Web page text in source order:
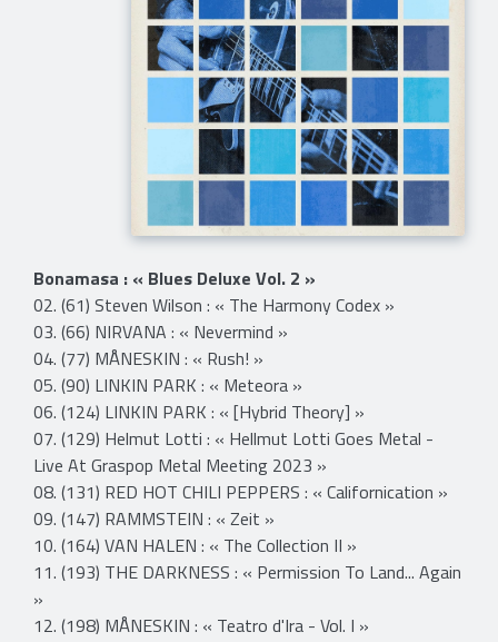
Bonamasa : « Blues Deluxe Vol. 2 »
02. (61) Steven Wilson : « The Harmony Codex »
03. (66) NIRVANA : « Nevermind »
04. (77) MÅNESKIN : « Rush! »
05. (90) LINKIN PARK : « Meteora »
06. (124) LINKIN PARK : « [Hybrid Theory] »
07. (129) Helmut Lotti : « Hellmut Lotti Goes Metal -
Live At Graspop Metal Meeting 2023 »
08. (131) RED HOT CHILI PEPPERS : « Californication »
09. (147) RAMMSTEIN : « Zeit »
10. (164) VAN HALEN : « The Collection II »
11. (193) THE DARKNESS : « Permission To Land... Again
»
12. (198) MÅNESKIN : « Teatro d'Ira - Vol. I »